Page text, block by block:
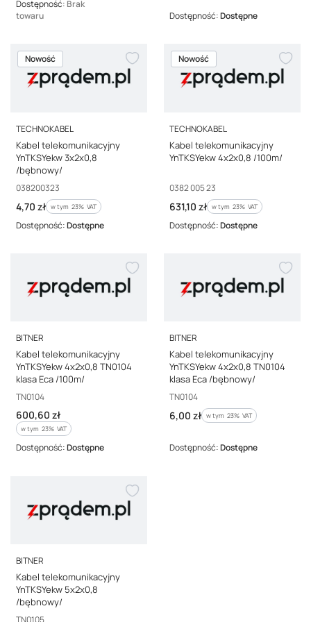
Dostępność: Brak
towaru
Dostępność:Dostępne
Nowość
PRODUCENT
TECHNOKABEL
Kabel telekomunikacyjny
YnTKSYekw 3x2x0,8
/bębnowy/
Kod producenta
038200323
Cena brutto
4,70 zł w tym %s VAT
w tym 23% VAT
Dostępność:Dostępne
Nowość
PRODUCENT
TECHNOKABEL
Kabel telekomunikacyjny
YnTKSYekw 4x2x0,8 /100m/
Kod producenta
0382 005 23
Cena brutto
631,10 zł w tym %s VAT
w tym 23% VAT
Dostępność:Dostępne
PRODUCENT
BITNER
Kabel telekomunikacyjny
YnTKSYekw 4x2x0,8 TN0104
klasa Eca /100m/
Kod producenta
TN0104
Cena brutto
600,60 zł
w tym %s VAT
w tym 23% VAT
Dostępność:Dostępne
PRODUCENT
BITNER
Kabel telekomunikacyjny
YnTKSYekw 4x2x0,8 TN0104
klasa Eca /bębnowy/
Kod producenta
TN0104
Cena brutto
6,00 zł w tym %s VAT
w tym 23% VAT
Dostępność:Dostępne
PRODUCENT
BITNER
Kabel telekomunikacyjny
YnTKSYekw 5x2x0,8
/bębnowy/
Kod producenta
TN0105